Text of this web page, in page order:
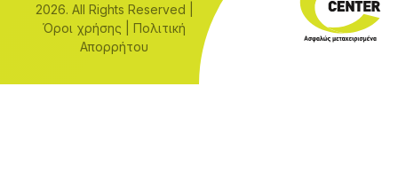
2026. All Rights Reserved |
Όροι χρήσης |Πολιτική
Απορρήτου